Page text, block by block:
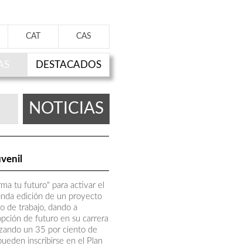
CAT CAS
DESTACADOS
NOTICIAS
tu futuro" para activar el
edición de un proyecto
de trabajo, dando a
de futuro en su carrera
un 35 por ciento de
inscribirse en el Plan